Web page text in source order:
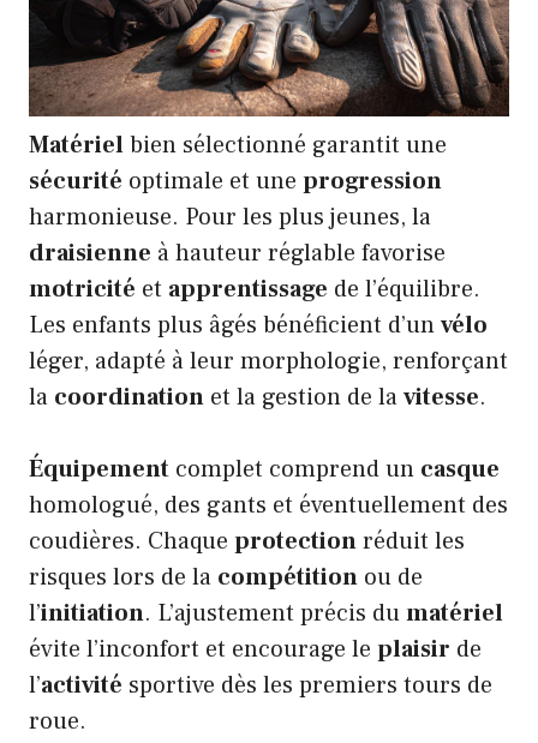
Matérielbien sélectionné garantit une
sécurité optimale et une progression
harmonieuse. Pour les plus jeunes, la
draisienne à hauteur réglable favorise
motricité et apprentissage de l’équilibre.
Les enfants plus âgés bénéficient d’unvélo
léger, adapté à leur morphologie, renforçant
la coordination et la gestion de lavitesse.
Équipement complet comprend un casque
homologué, des gants et éventuellement des
coudières. Chaque protectionréduit les
risques lors de la compétition ou de
l’initiation. L’ajustement précis dumatériel
évite l’inconfort et encourage le plaisir de
l’activité sportive dès les premiers tours de
roue.